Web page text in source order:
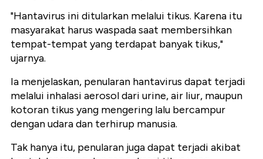
"Hantavirus ini ditularkan melalui tikus. Karena itu
masyarakat harus waspada saat membersihkan
tempat-tempat yang terdapat banyak tikus,"
ujarnya.
Ia menjelaskan, penularan hantavirus dapat terjadi
melalui inhalasi aerosol dari urine, air liur, maupun
kotoran tikus yang mengering lalu bercampur
dengan udara dan terhirup manusia.
Tak hanya itu, penularan juga dapat terjadi akibat